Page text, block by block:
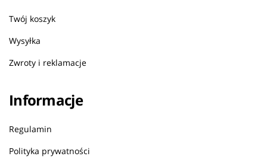
Twój koszyk
Wysyłka
Zwroty i reklamacje
Informacje
Regulamin
Polityka prywatności